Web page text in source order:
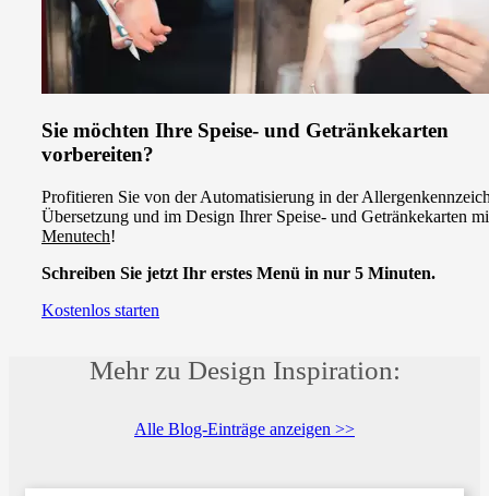
Sie möchten Ihre Speise- und Getränkekarten
vorbereiten?
Profitieren Sie von der Automatisierung in der
Übersetzung und im Design Ihrer Speise- und Getränkekarten
Menutech!
Schreiben Sie jetzt Ihr erstes Menü in nur 5 Minuten.
Kostenlos starten
Mehr zu Design Inspiration:
Alle Blog-Einträge anzeigen >>